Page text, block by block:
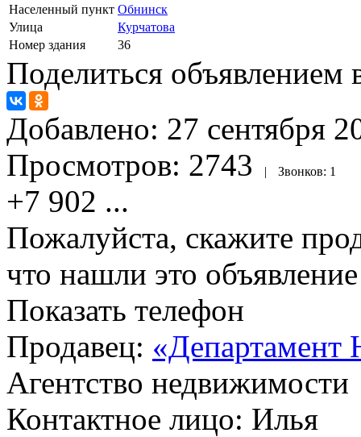
Населенный пункт Обнинск
Улица
Курчатова
Номер здания
36
Поделиться объявлением
Добавлено: 27 сентября
Просмотров: 2743 | Звонков: 1
+7 902 ...
Пожалуйста, скажите
что нашли это
Показать телефон
Продавец: «Департамент
Агентство недвижимости
Контактное лицо: Илья